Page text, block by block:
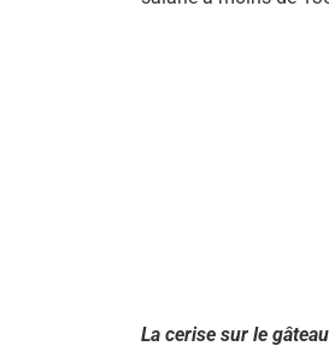
La cerise sur le gâteau